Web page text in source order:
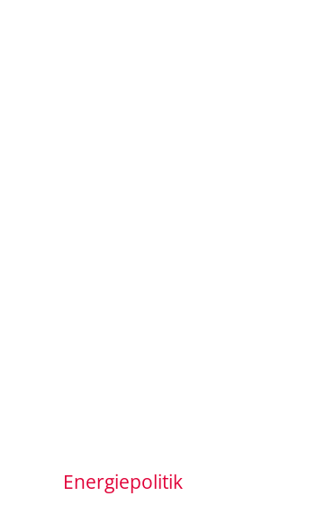
Energiepolitik